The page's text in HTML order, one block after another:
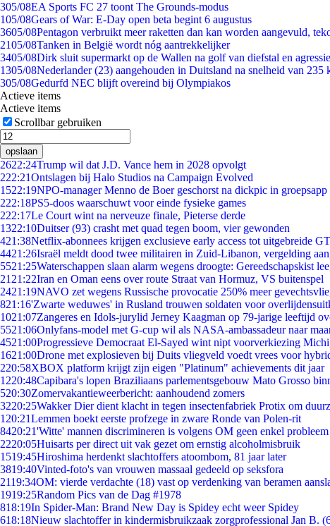
305/08EA Sports FC 27 toont The Grounds-modus
105/08Gears of War: E-Day open beta begint 6 augustus
3605/08Pentagon verbruikt meer raketten dan kan worden aangevuld,
2105/08Tanken in België wordt nóg aantrekkelijker
3405/08Dirk sluit supermarkt op de Wallen na golf van diefstal en agressie
1305/08Nederlander (23) aangehouden in Duitsland na snelheid van 235
305/08Gedurfd NEC blijft overeind bij Olympiakos
Actieve items
Actieve items
Scrollbar gebruiken
opslaan
2622:24Trump wil dat J.D. Vance hem in 2028 opvolgt
222:21Ontslagen bij Halo Studios na Campaign Evolved
1522:19NPO-manager Menno de Boer geschorst na dickpic in groepsapp
222:18PS5-doos waarschuwt voor einde fysieke games
222:17Le Court wint na nerveuze finale, Pieterse derde
1322:10Duitser (93) crasht met quad tegen boom, vier gewonden
421:38Netflix-abonnees krijgen exclusieve early access tot uitgebreide
4421:26Israël meldt dood twee militairen in Zuid-Libanon, vergelding
5521:25Waterschappen slaan alarm wegens droogte: Gereedschapskist
21 21:22Iran en Oman eens over route Straat van Hormuz, VS buitenspel
2421:19NAVO zet wegens Russische provocatie 250% meer
821:16'Zwarte weduwes' in Rusland trouwen soldaten voor
1021:07Zangeres en Idols-jurylid Jerney Kaagman op 79-jarige leeftijd
5521:06Onlyfans-model met G-cup wil als NASA-ambassadeur naar
4521:00Progressieve Democraat El-Sayed wint nipt voorverkiezing
1621:00Drone met explosieven bij Duits vliegveld voedt vrees voor
220:58XBOX platform krijgt zijn eigen "Platinum" achievements dit jaar
1220:48Capibara's lopen Braziliaans parlementsgebouw Mato Grosso
520:30Zomervakantieweerbericht: aanhoudend zomers
3220:25Wakker Dier dient klacht in tegen insectenfabriek Protix om
1 20:21Lemmen boekt eerste profzege in zware Ronde van Polen-rit
8420:21'Witte' mannen discrimineren is volgens OM geen enkel probleem
2220:05Huisarts per direct uit vak gezet om ernstig alcoholmisbruik
1519:45Hiroshima herdenkt slachtoffers atoombom, 81 jaar later
3819:40Vinted-foto's van vrouwen massaal gedeeld op seksfora
2119:34OM: vierde verdachte (18) vast op verdenking van beramen
1919:25Random Pics van de Dag #1978
818:19In Spider-Man: Brand New Day is Spidey echt weer Spidey
618:18Nieuw slachtoffer in kindermisbruikzaak zorgprofessional Jan B.